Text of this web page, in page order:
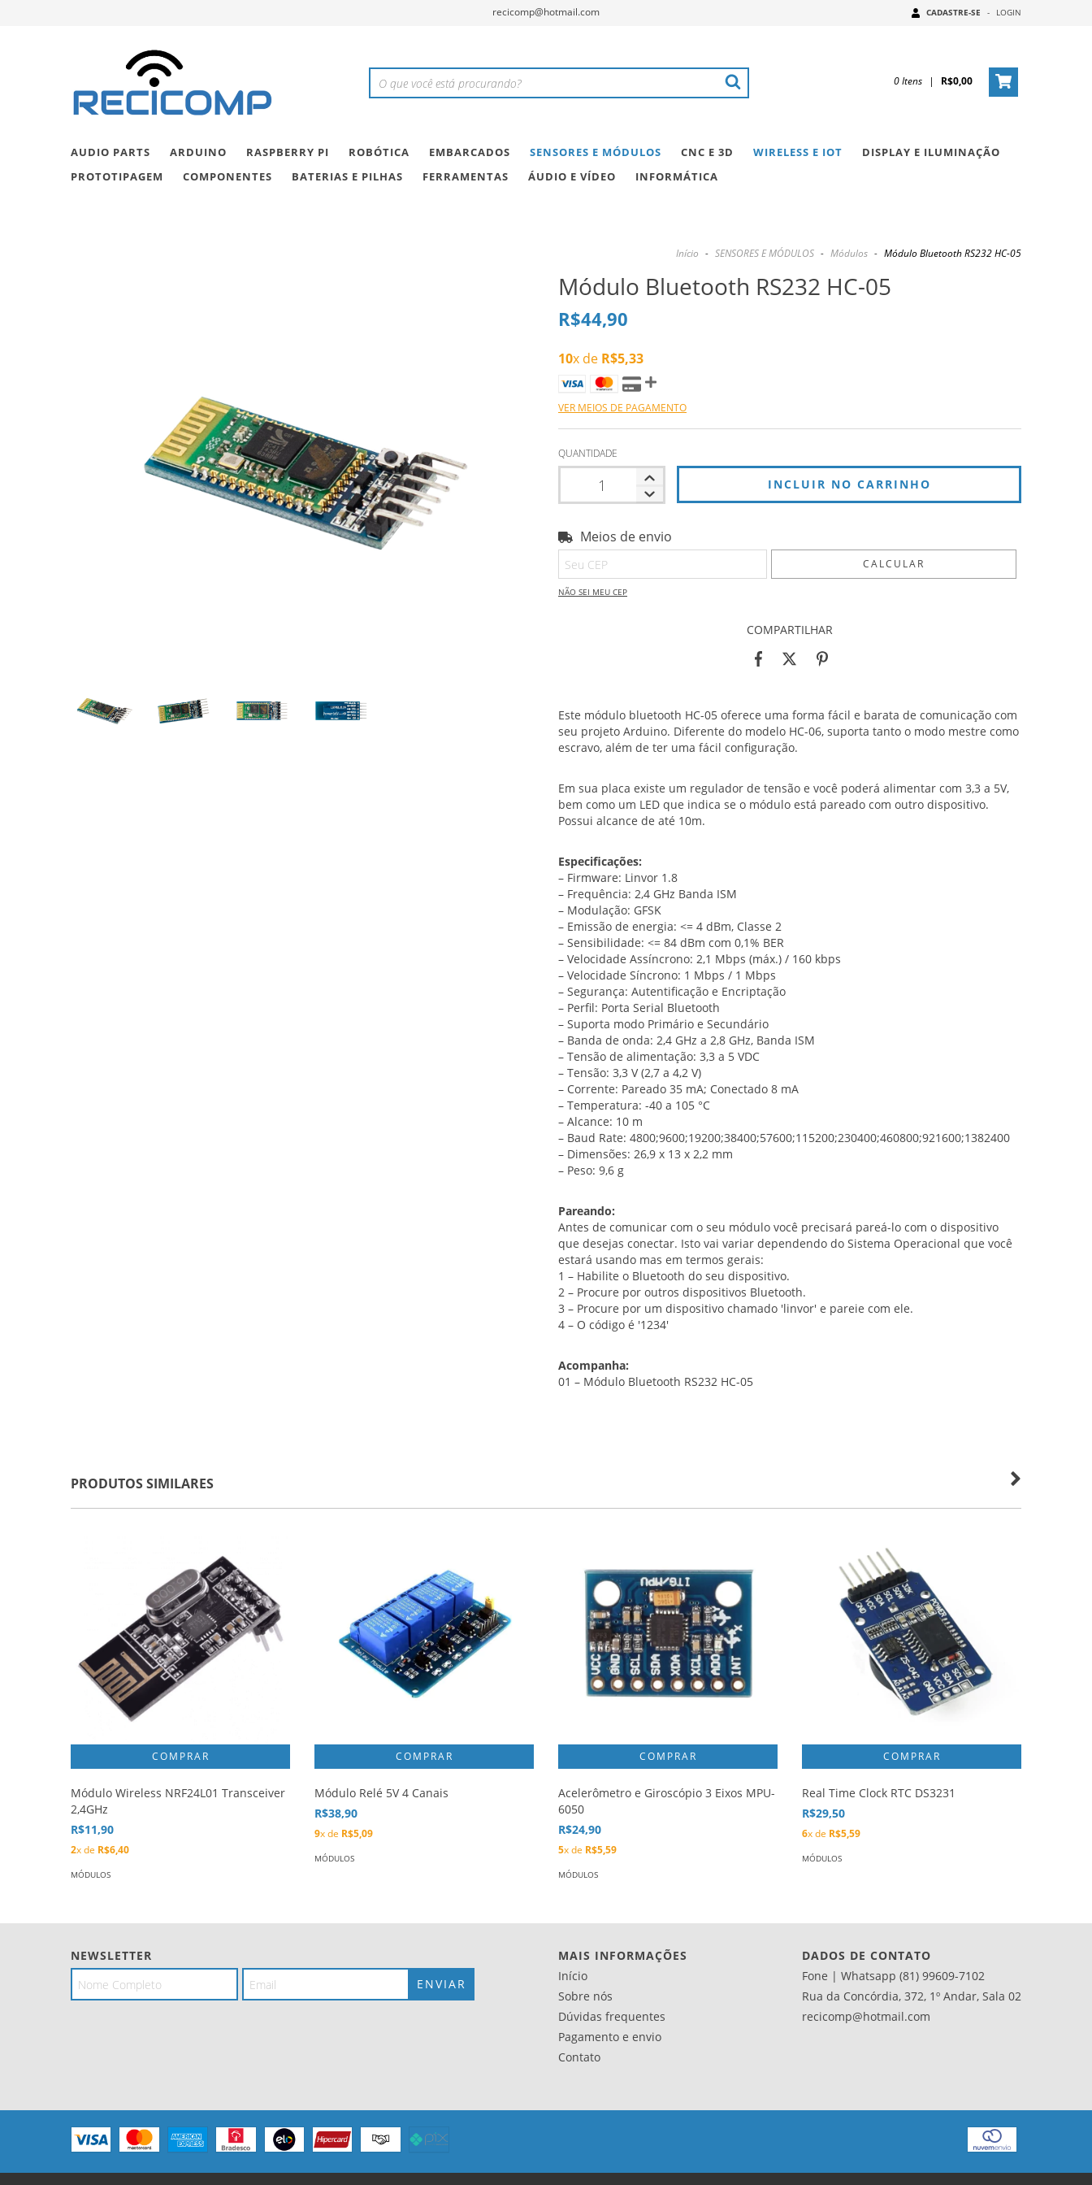
recicomp@hotmail.com CADASTRE-SE - LOGIN
0Itens | R$0,00
AUDIO PARTS ARDUINO RASPBERRY PI ROBÓTICA EMBARCADOS SENSORES E MÓDULOS CNC E 3D WIRELESS E IOT
DISPLAY E ILUMINAÇÃO
PROTOTIPAGEM
COMPONENTES BATERIAS E PILHAS FERRAMENTAS ÁUDIO E VÍDEO INFORMÁTICA
Início - SENSORES E MÓDULOS - Módulos - Módulo Bluetooth RS232 HC-05
Módulo Bluetooth RS232 HC-05
R$44,90
10x de R$5,33
VER MEIOS DE PAGAMENTO
QUANTIDADE
Entregas para o CEP:
Meios de envio
CALCULAR
NÃO SEI MEU CEP
COMPARTILHAR
Este módulo bluetooth HC-05 oferece uma forma fácil e barata de comunicação com
seu projeto Arduino. Diferente do modelo HC-06, suporta tanto o modo mestre como
escravo, além de ter uma fácil configuração.
Em sua placa existe um regulador de tensão e você poderá alimentar com 3,3 a 5V,
bem como um LED que indica se o módulo está pareado com outro dispositivo.
Possui alcance de até 10m.
Especificações:
– Firmware: Linvor 1.8
– Frequência: 2,4 GHz Banda ISM
– Modulação: GFSK
– Emissão de energia: <= 4 dBm, Classe 2
– Sensibilidade: <= 84 dBm com 0,1% BER
– Velocidade Assíncrono: 2,1 Mbps (máx.) / 160 kbps
– Velocidade Síncrono: 1 Mbps / 1 Mbps
– Segurança: Autentificação e Encriptação
– Perfil: Porta Serial Bluetooth
– Suporta modo Primário e Secundário
– Banda de onda: 2,4 GHz a 2,8 GHz, Banda ISM
– Tensão de alimentação: 3,3 a 5 VDC
– Tensão: 3,3 V (2,7 a 4,2 V)
– Corrente: Pareado 35 mA; Conectado 8 mA
– Temperatura: -40 a 105 °C
– Alcance: 10 m
– Baud Rate: 4800;9600;19200;38400;57600;115200;230400;460800;921600;1382400
– Dimensões: 26,9 x 13 x 2,2 mm
– Peso: 9,6 g
Pareando:
Antes de comunicar com o seu módulo você precisará pareá-lo com o dispositivo
que desejas conectar. Isto vai variar dependendo do Sistema Operacional que você
estará usando mas em termos gerais:
1 – Habilite o Bluetooth do seu dispositivo.
2 – Procure por outros dispositivos Bluetooth.
3 – Procure por um dispositivo chamado 'linvor' e pareie com ele.
4 – O código é '1234'
Acompanha:
01 – Módulo Bluetooth RS232 HC-05
PRODUTOS SIMILARES
Módulo Wireless NRF24L01 Transceiver
2,4GHz
R$11,90
2x de R$6,40
MÓDULOS
Módulo Relé 5V 4 Canais
R$38,90
9x de R$5,09
MÓDULOS
Acelerômetro e Giroscópio 3 Eixos MPU-
6050
R$24,90
5x de R$5,59
MÓDULOS
Real Time Clock RTC DS3231
R$29,50
6x de R$5,59
MÓDULOS
NEWSLETTER
MAIS INFORMAÇÕES
Início
Sobre nós
Dúvidas frequentes
Pagamento e envio
Contato
DADOS DE CONTATO
Fone | Whatsapp (81) 99609-7102
Rua da Concórdia, 372, 1º Andar, Sala 02
recicomp@hotmail.com